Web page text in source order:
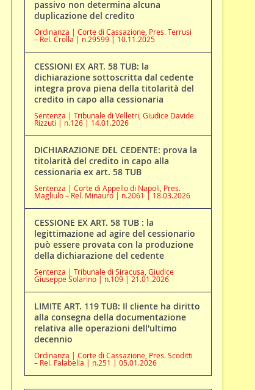
passivo non determina alcuna
duplicazione del credito
Ordinanza | Corte di Cassazione, Pres. Terrusi
– Rel. Crolla | n.29599 | 10.11.2025
CESSIONI EX ART. 58 TUB: la
dichiarazione sottoscritta dal cedente
integra prova piena della titolarità del
credito in capo alla cessionaria
Sentenza | Tribunale di Velletri, Giudice Davide
Rizzuti | n.126 | 14.01.2026
DICHIARAZIONE DEL CEDENTE: prova la
titolarità del credito in capo alla
cessionaria ex art. 58 TUB
Sentenza | Corte di Appello di Napoli, Pres.
Magliulo – Rel. Minauro | n.2061 | 18.03.2026
CESSIONE EX ART. 58 TUB : la
legittimazione ad agire del cessionario
può essere provata con la produzione
della dichiarazione del cedente
Sentenza | Tribunale di Siracusa, Giudice
Giuseppe Solarino | n.109 | 21.01.2026
LIMITE ART. 119 TUB: Il cliente ha diritto
alla consegna della documentazione
relativa alle operazioni dell'ultimo
decennio
Ordinanza | Corte di Cassazione, Pres. Scoditti
– Rel. Falabella | n.251 | 05.01.2026